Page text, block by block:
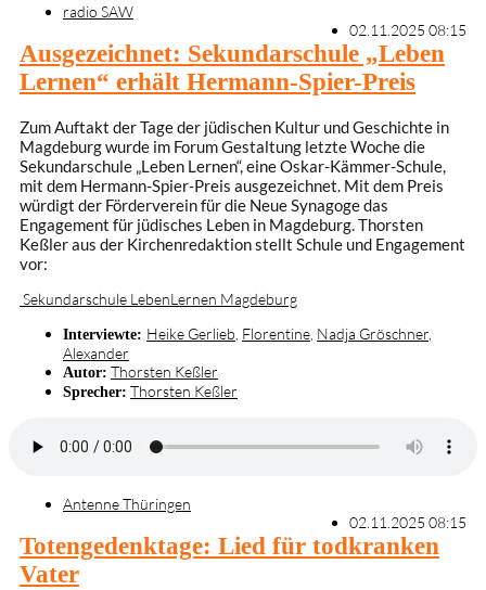
radio SAW
02.11.2025 08:15
Ausgezeichnet: Sekundarschule „Leben
Lernen“ erhält Hermann-Spier-Preis
Zum Auftakt der Tage der jüdischen Kultur und Geschichte in
Magdeburg wurde im Forum Gestaltung letzte Woche die
Sekundarschule „Leben Lernen“, eine Oskar-Kämmer-Schule,
mit dem Hermann-Spier-Preis ausgezeichnet. Mit dem Preis
würdigt der Förderverein für die Neue Synagoge das
Engagement für jüdisches Leben in Magdeburg. Thorsten
Keßler aus der Kirchenredaktion stellt Schule und Engagement
vor:
Sekundarschule LebenLernen Magdeburg
Interviewte: Heike Gerlieb Florentine Nadja Gröschner
Alexander
Autor: Thorsten Keßler
Sprecher: Thorsten Keßler
Antenne Thüringen
02.11.2025 08:15
Totengedenktage: Lied für todkranken
Vater